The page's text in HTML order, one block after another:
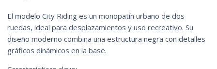
El modelo City Riding es un monopatín urbano de dos
ruedas, ideal para desplazamientos y uso recreativo. Su
diseño moderno combina una estructura negra con detalles
gráficos dinámicos en la base.